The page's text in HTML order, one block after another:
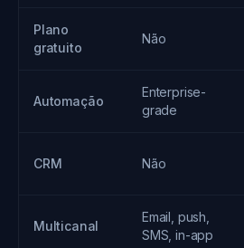
Plano
gratuito
Não
Automação
Enterprise-
grade
CRM Não
Multicanal
Email, push,
SMS, in-app